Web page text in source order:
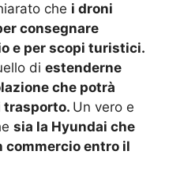
che i droni
consegnare
e per scopi turistici.
di estenderne
che potrà
trasporto. Un vero e
sia la Hyundai che
commercio entro il